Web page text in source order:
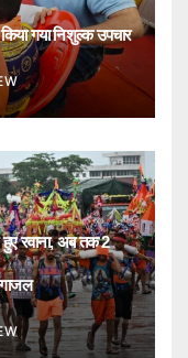
गया निशुल्क उपचार
रवाना, अब तक 2